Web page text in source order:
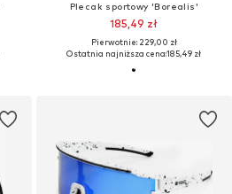
Plecak sportowy 'Borealis'
185,49 zł
Pierwotnie: 229,00 zł
Ostatnia najniższa cena:185,49 zł